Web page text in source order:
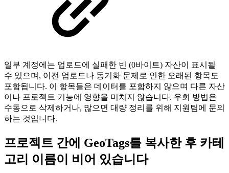
일부 계정에는 업로드에 실패한 빈 (0바이트) 자산이 표시될
수 있으며, 이전 업로드나 동기화 문제로 인한 오래된 항목도
포함됩니다. 이 항목들은 데이터를 포함하지 않으며 다른 자산
이나 프로젝트 기능에 영향을 미치지 않습니다. 우회 방법은
수동으로 삭제하거나, 많으면 대량 정리를 위해 지원팀에 문의
하는 것입니다.
프로젝트 간에 GeoTags를 복사한 후 카테
고리 이름이 비어 있습니다